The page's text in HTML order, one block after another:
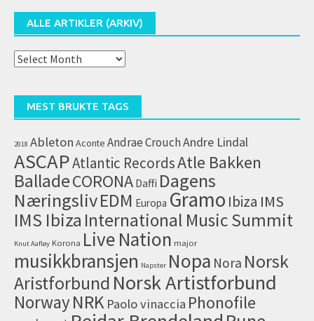
ALLE ARTIKLER (ARKIV)
Alle
(arkiv)
MEST BRUKTE TAGS
2018 Ableton Aconte Andrae CrouchAndre Lindal
ASCAPAtlantic RecordsAtle Bakken
BalladeCORONA Daffi Dagens
NæringslivEDM Europa Gramo Ibiza IMS
IMS Ibiza International Music Summit
Knut Aafløy Korona Live Nation major
musikkbransjen Napster Nopa Nora Norsk
Aristforbund Norsk Artistforbund
NorwayNRK Paolo vinaccia Phonofile